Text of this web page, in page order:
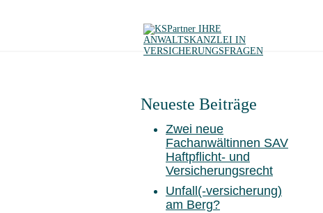
Neueste Beiträge
Zwei neue
Fachanwältinnen SAV
Haftpflicht- und
Versicherungsrecht
Unfall(-versicherung)
am Berg?